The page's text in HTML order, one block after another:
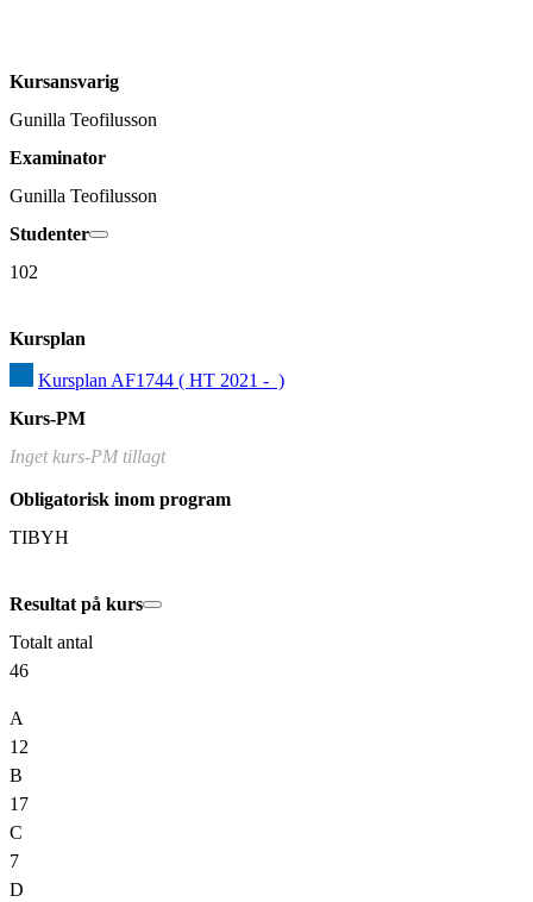
Kursansvarig
Gunilla Teofilusson
Examinator
Gunilla Teofilusson
Studenter
102
Kursplan
Kursplan AF1744 ( HT 2021 -  )
Kurs-PM
Inget kurs-PM tillagt
Obligatorisk inom program
TIBYH
Resultat på kurs
Totalt antal
46
A
12
B
17
C
7
D